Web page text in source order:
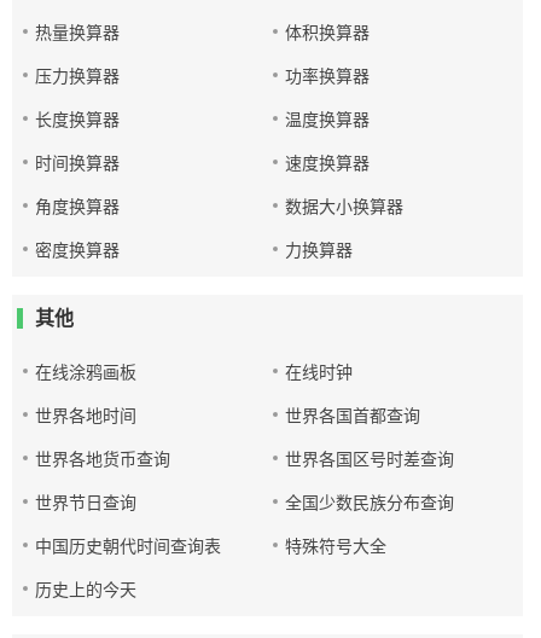
热量换算器 体积换算器
压力换算器 功率换算器
长度换算器 温度换算器
时间换算器 速度换算器
角度换算器 数据大小换算器
密度换算器 力换算器
其他
在线涂鸦画板 在线时钟
世界各地时间 世界各国首都查询
世界各地货币查询 世界各国区号时差查询
世界节日查询 全国少数民族分布查询
中国历史朝代时间查询表 特殊符号大全
历史上的今天